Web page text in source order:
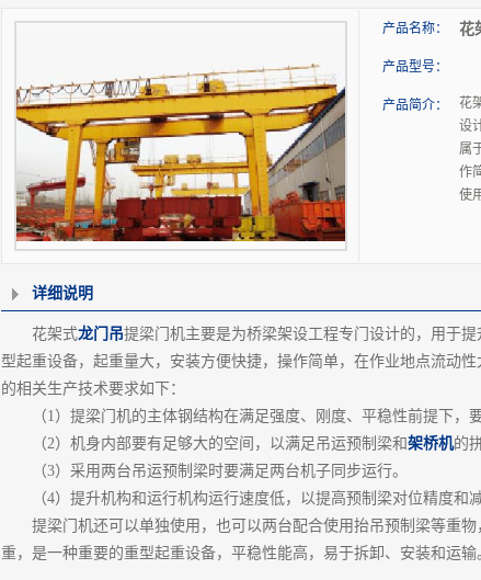
产品名称： 花
产品型号：
产品简介：
花
设
属
作
使
详细说明
花架式龙门吊提梁门机主要是为桥梁架设工程专门设计的，用于
型起重设备，起重量大，安装方便快捷，操作简单，在作业地点流动
的相关生产技术要求如下：
（1）提梁门机的主体钢结构在满足强度、刚度、平稳性前提下，要
（2）机身内部要有足够大的空间，以满足吊运预制梁和架桥机的
（3）采用两台吊运预制梁时要满足两台机子同步运行。
（4）提升机构和运行机构运行速度低，以提高预制梁对位精度和
提梁门机还可以单独使用，也可以两台配合使用抬吊预制梁等重物
重，是一种重要的重型起重设备，平稳性能高，易于拆卸、安装和运输